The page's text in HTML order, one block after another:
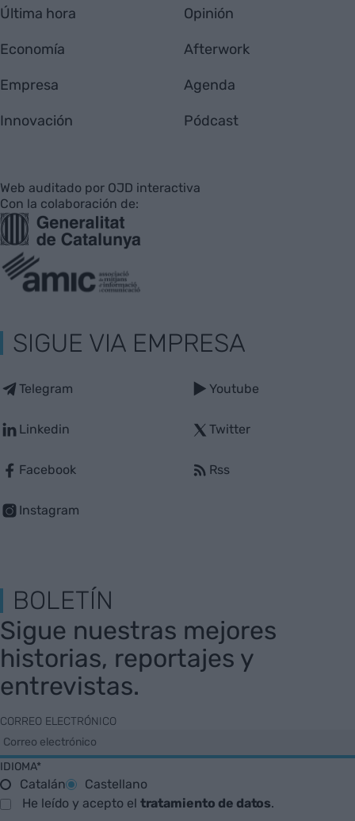
Última hora
Economía
Empresa
Innovación
Opinión
Afterwork
Agenda
Pódcast
Web auditado por OJD interactiva
Con la colaboración de:
SIGUE VIA EMPRESA
Telegram
Linkedin
Facebook
Instagram
Youtube
Twitter
Rss
BOLETÍN
Sigue nuestras mejores
historias, reportajes y
entrevistas.
CORREO ELECTRÓNICO
IDIOMA*
Catalán
Castellano
He leído y acepto el tratamiento de datos.